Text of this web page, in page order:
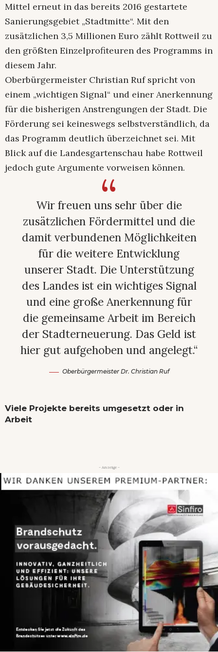
Mittel erneut in das bereits 2016 gestartete
Sanierungsgebiet „Stadtmitte“. Mit den
zusätzlichen 3,5 Millionen Euro zählt Rottweil zu
den größten Einzelprofiteuren des Programms in
diesem Jahr.
Oberbürgermeister Christian Ruf spricht von
einem „wichtigen Signal“ und einer Anerkennung
für die bisherigen Anstrengungen der Stadt. Die
Förderung sei keineswegs selbstverständlich, da
das Programm deutlich überzeichnet sei. Mit
Blick auf die Landesgartenschau habe Rottweil
jedoch gute Argumente vorweisen können.
Wir freuen uns sehr über die
zusätzlichen Fördermittel und die
damit verbundenen Möglichkeiten
für die weitere Entwicklung
unserer Stadt. Die Unterstützung
des Landes ist ein wichtiges Signal
und eine große Anerkennung für
die gemeinsame Arbeit im Bereich
der Stadterneuerung. Das Geld ist
hier gut aufgehoben und angelegt.“
Oberbürgermeister Dr. Christian Ruf
Viele Projekte bereits umgesetzt oder in
Arbeit
- Anzeige -